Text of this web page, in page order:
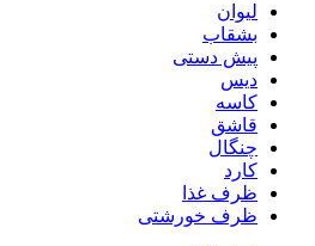
لیوان
بشقاب
پیش دستی
دیس
کاسه
قاشق
چنگال
کارد
ظرف غذا
ظرف خورشتی